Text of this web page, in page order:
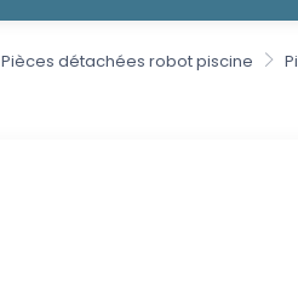
Pièces détachées robot piscine